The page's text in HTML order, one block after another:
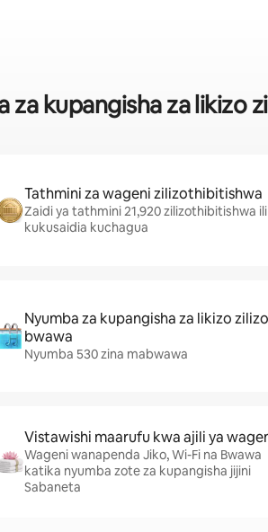
kupangisha za likizo
Tathmini za wageni zilizothibitishwa
Zaidi ya tathmini 21,920 zilizothibitishwa ili
kukusaidia kuchagua
Nyumba za kupangisha za likizo
bwawa
Nyumba 530 zina mabwawa
Vistawishi maarufu kwa ajili ya
Wageni wanapenda Jiko, Wi-Fi na Bwawa
katika nyumba zote za kupangisha jijini
Sabaneta